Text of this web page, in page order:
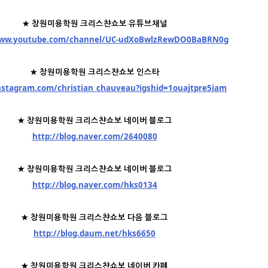
★ 창원미용학원 크리스챤쇼보 유튜브채널
channel/UC-udXoBwlzRewDO0BaBRN0g
★ 창원미용학원 크리스챤쇼보 인스타
christian_chauveau?igshid=1ouajtpre5iam
★ 창원미용학원 크리스챤쇼보 네이버 블로그
http://blog.naver.com/2640080
★ 창원미용학원 크리스챤쇼보 네이버 블로그
http://blog.naver.com/hks0134
★ 창원미용학원 크리스챤쇼보 다음 블로그
http://blog.daum.net/hks6650
★ 창원미용학원 크리스챤쇼보 네이버 카페